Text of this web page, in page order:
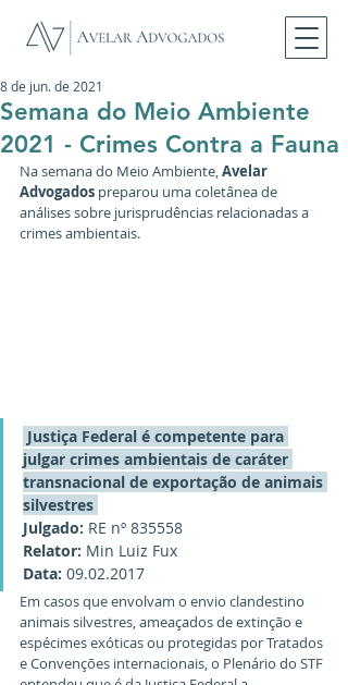
Semana do Meio Ambiente
2021 - Crimes Contra a Fauna
8 de jun. de 2021
Na semana do Meio Ambiente, Avelar
Advogados preparou uma coletânea de
análises sobre jurisprudências relacionadas a
crimes ambientais.
Justiça Federal é competente para
julgar crimes ambientais de caráter
transnacional de exportação de animais
silvestres
Julgado: RE nº 835558
Relator: Min Luiz Fux
Data: 09.02.2017
Em casos que envolvam o envio clandestino
animais silvestres, ameaçados de extinção e
espécimes exóticas ou protegidas por Tratados
e Convenções internacionais, o Plenário do STF